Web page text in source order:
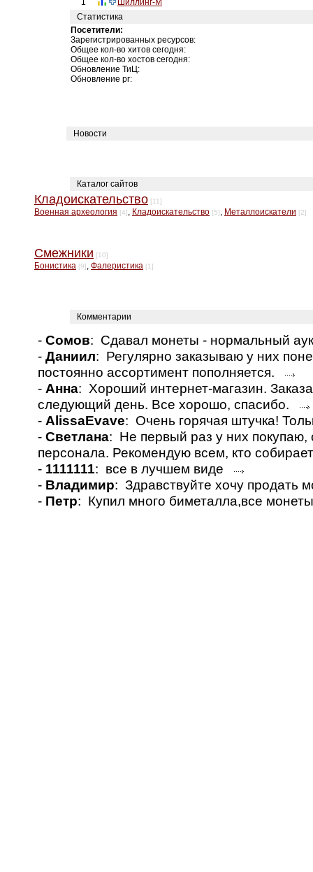
1
Шиллинг-М
Статистика
Посетители:
Зарегистрированных ресурсов:
Общее кол-во хитов сегодня:
Общее кол-во хостов сегодня:
Обновление ТиЦ:
Обновление pr:
Новости
Каталог сайтов
Кладоискательство [11]
Военная археология [4], Кладоискательство [5], Металлоискатели [2]
Смежники [10]
Бонистика [9], Фалеристика [1]
Комментарии
- Сомов: Сдавал монеты - нормальный
- Даниил: Регулярно заказываю у них
постоянно ассортимент пополняется.
- Анна: Хороший интернет-магазин.
следующий день. Все хорошо, спасибо.
- AlissaEvave: Очень горячая штучка!
- Светлана: Не первый раз у них
персонала. Рекомендую всем, кто
- 1111111: все в лучшем виде
- Владимир: Здравствуйте хочу продать
- Петр: Купил много биметалла,все